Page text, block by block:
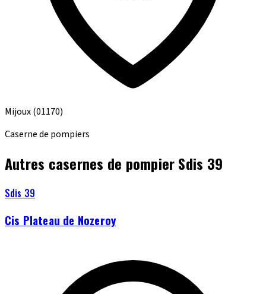
Mijoux(01170)
Caserne de pompiers
Autres casernes de pompier Sdis 39
Sdis 39
Cis Plateau de Nozeroy